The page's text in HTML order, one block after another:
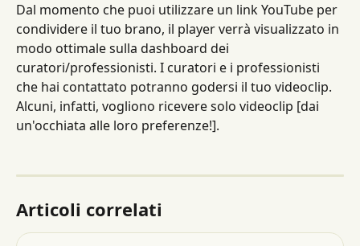
Dal momento che puoi utilizzare un link YouTube per
condividere il tuo brano, il player verrà visualizzato in
modo ottimale sulla dashboard dei
curatori/professionisti. I curatori e i professionisti
che hai contattato potranno godersi il tuo videoclip.
Alcuni, infatti, vogliono ricevere solo videoclip [dai
un'occhiata alle loro preferenze!].
Articoli correlati